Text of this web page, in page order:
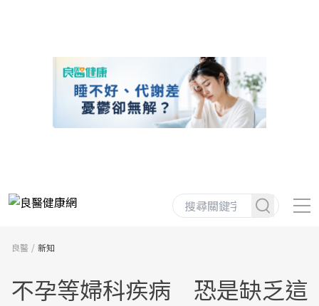
良醫 新知
不孕等婦科疾病 恐是缺乏這